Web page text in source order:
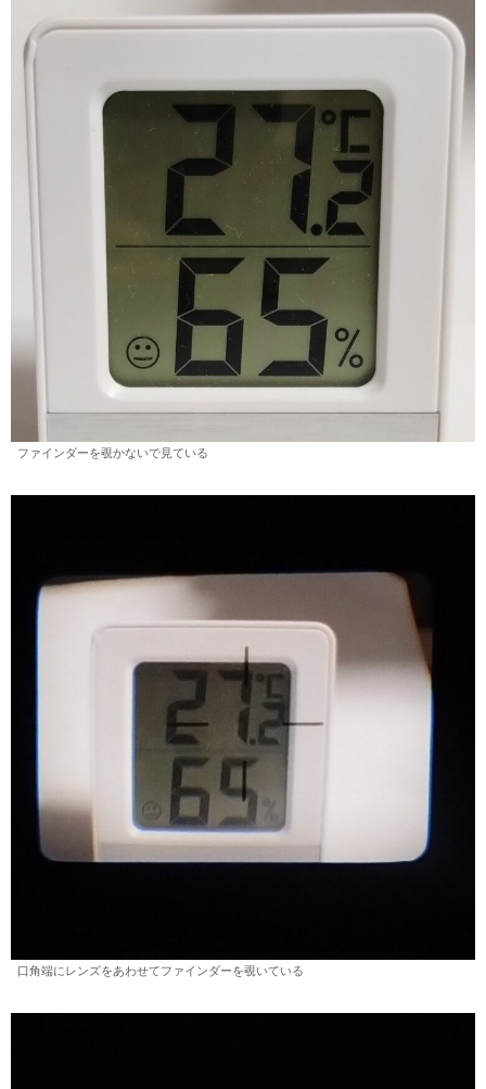
ファインダーを覗かないで見ている
口角端にレンズをあわせてファインダーを覗いている